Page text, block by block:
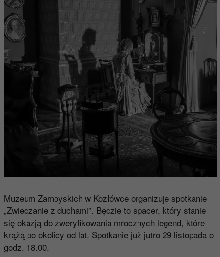
Muzeum Zamoyskich w Kozłówce organizuje spotkanie
„Zwiedzanie z duchami”. Będzie to spacer, który stanie
się okazją do zweryfikowania mrocznych legend, które
krążą po okolicy od lat. Spotkanie już jutro 29 listopada o
godz. 18.00.